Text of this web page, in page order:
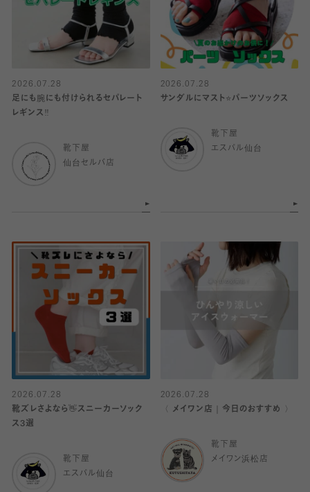
2026.07.28
足にも腕にも付けられるセパレート
レギンス‼️
靴下屋
仙台セルバ店
2026.07.28
サンダルにマスト⭐️パーツソックス
靴下屋
エスパル仙台
2026.07.28
靴ズレさよなら👋スニーカーソック
ス3選
靴下屋
エスパル仙台
2026.07.28
〈 メイワン店｜今日のおすすめ 〉
靴下屋
メイワン浜松店